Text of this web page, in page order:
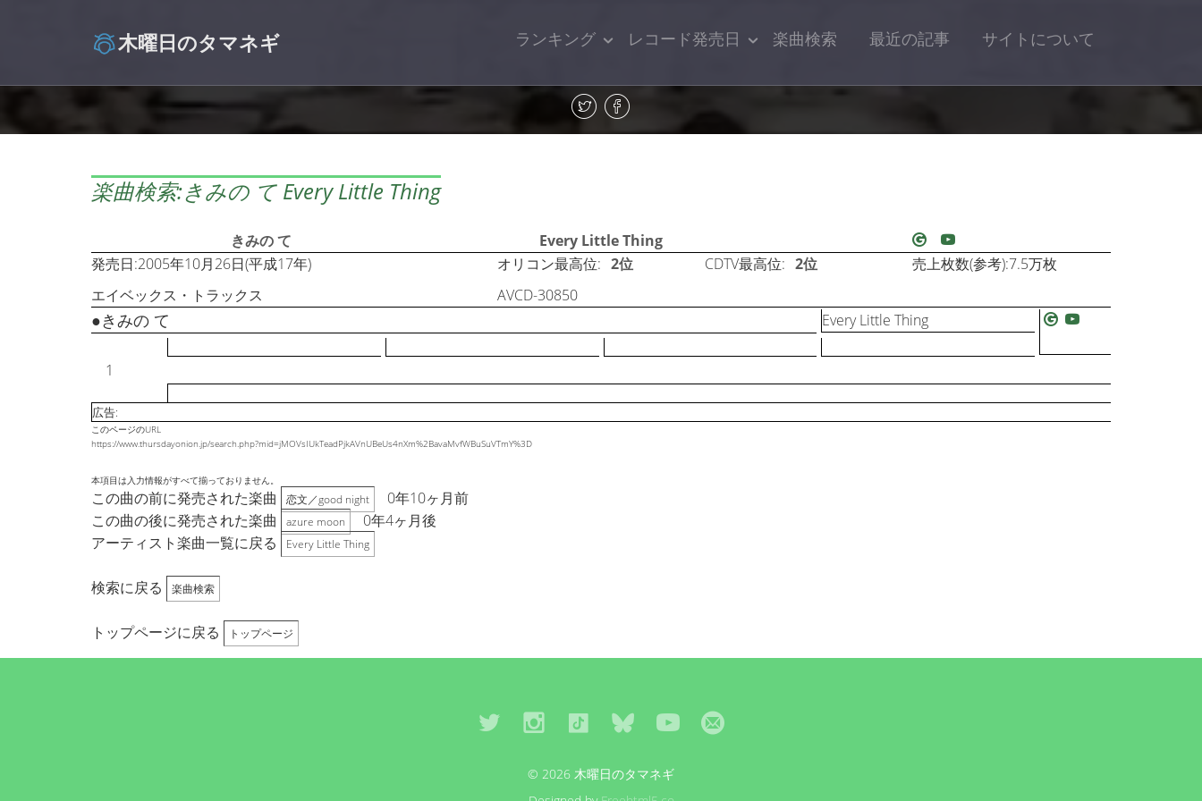
木曜日のタマネギ ランキング レコード発売日 楽曲検索 最近の記事 サイトについて
楽曲検索:きみの て Every Little Thing
きみの て
Every Little Thing
発売日:2005年10月26日(平成17年)
オリコン最高位: 2位 CDTV最高位: 2位
売上枚数(参考):7.5万枚
エイベックス・トラックス
AVCD-30850
1
●きみの て Every Little Thing
広告:
このページのURL
https://www.thursdayonion.jp/search.php?mid=jMOVsIUkTeadPjkAVnUBeUs4nXm%2BavaMvfWBuSuVTmY%3D
本項目は入力情報がすべて揃っておりません。
この曲の前に発売された楽曲 恋文／good night
0年10ヶ月前
この曲の後に発売された楽曲
azure moon
0年4ヶ月後
アーティスト楽曲一覧に戻る
Every Little Thing
検索に戻る 楽曲検索
トップページに戻る トップページ
© 2026 木曜日のタマネギ